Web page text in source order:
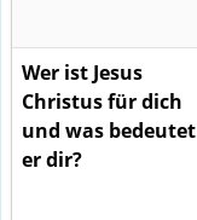
Wer ist Jesus
Christus für dich
und was bedeutet
er dir?